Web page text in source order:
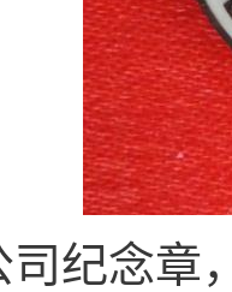
司纪念章